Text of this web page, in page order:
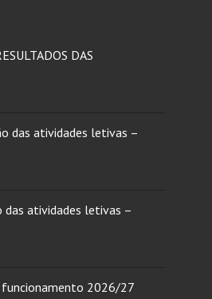
DAS
das atividades letivas –
das atividades letivas –
funcionamento 2026/27